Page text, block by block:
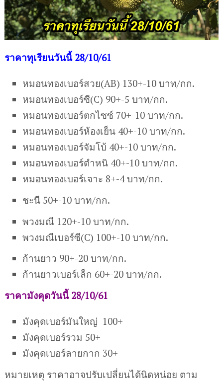
ราคาทุเรียนวันนี้ 28/10/61
หมอนทองเบอร์สวย(AB) 130+-10 บาท/กก.
หมอนทองเบอร์ซี(C) 90+-5 บาท/กก.
หมอนทองเบอร์ตกไซซ์ 70+-10 บาท/กก.
หมอนทองเบอร์ห้องเย็น 40+-10 บาท/กก.
หมอนทองเบอร์จัมโบ้ 40+-10 บาท/กก.
หมอนทองเบอร์ตำหนิ 40+-10 บาท/กก.
หมอนทองเบอร์เจาะ 8+-4 บาท/กก.
ชะนี 50+-10 บาท/กก.
พวงมณี 120+-10 บาท/กก.
พวงมณีเบอร์ซี(C) 100+-10 บาท/กก.
ก้านยาว 90+-20 บาท/กก.
ก้านยาวเบอร์เล็ก 60+-20 บาท/กก.
ราคามังคุดวันนี้ 28/10/61
มังคุดเบอร์มันใหญ่ 100+
มังคุดเบอร์รวม 50+
มังคุดเบอร์ลายกาก 30+
หมายเหตุ ราคาอาจปรับเปลี่ยนได้นิดหน่อย ตาม